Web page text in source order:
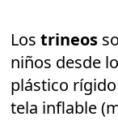
Lostrineos
niños desde
plástico
tela inflable